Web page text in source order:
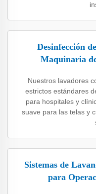
Desinfección
Maquinaria
Nuestros lavadores
estrictos estándares
para hospitales y
suave para las telas y
Sistemas de
para